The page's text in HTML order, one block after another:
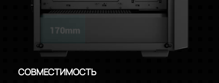
СОВМЕСТИМОСТЬ